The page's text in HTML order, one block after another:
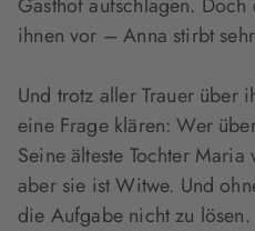
ihnen vor – Anna stirbt
Und trotz aller Trauer über
eine Frage klären: Wer
Seine älteste Tochter
aber sie ist Witwe. Und
die Aufgabe nicht zu